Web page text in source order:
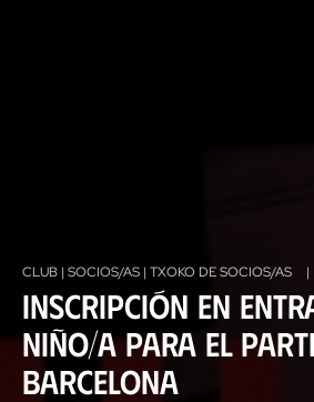
CLUB | SOCIOS/AS | TXOKO DE SOCIOS/AS |
Inscripción en
niño/a para el
Barcelona